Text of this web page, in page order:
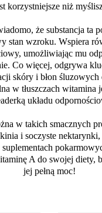
korzystniejsze niż
że substancja ta
stan wzroku. Wspiera
umożliwiając mu
Co więcej, odgrywa
skóry i błon śluzowych
w tłuszczach witamina
układu
w takich smacznych
i soczyste nektarynki,
A do swojej diety,
jej pełną moc!